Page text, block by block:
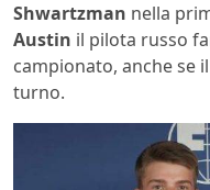
Shwartzman nella
Austin il pilota russo
campionato, anche se
turno.